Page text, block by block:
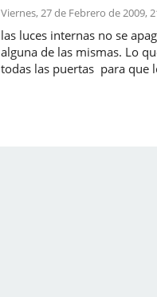
Viernes, 27 de Febrero de 2009,
las luces internas no se
alguna de las mismas. Lo
todas las puertas para que